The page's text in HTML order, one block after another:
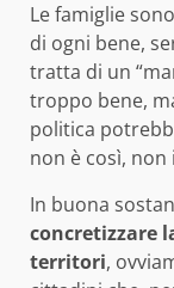
Le famiglie
di ogni bene,
tratta di un
troppo bene,
politica
non è così,
In buona
concretizzare
territori,